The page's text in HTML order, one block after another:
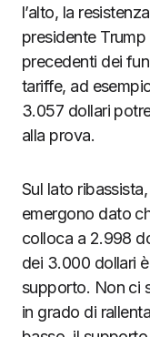
l’alto, la
presidente
precedenti dei
tariffe, ad
3.057 dollari
alla prova.
Sul lato
emergono dato
colloca a 2.998
dei 3.000 dollari
supporto. Non ci
in grado di